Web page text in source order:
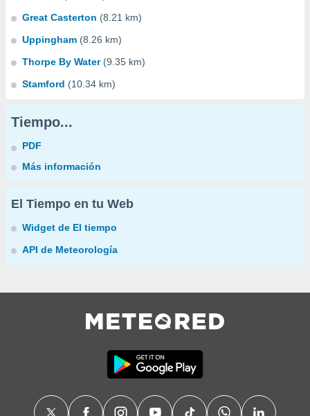
Great Casterton (8.21 km)
Uppingham (8.26 km)
Thorpe By Water (9.35 km)
Stamford (10.34 km)
Tiempo...
PDF
Más información
El Tiempo en tu Web
Widget de El tiempo
API de Meteorología